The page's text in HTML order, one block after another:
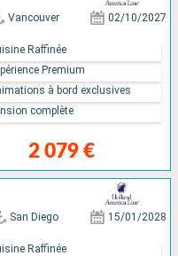
Vancouver 02/10/2027
2 079 €
Raffinée
Premium
à bord exclusives
complète
San Diego 15/01/2028
Raffinée